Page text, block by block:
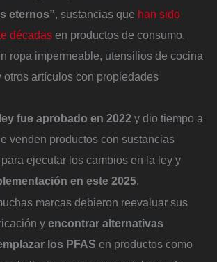
eternos”, sustancias que han sido
décadas en productos de consumo,
ropa impermeable, utensilios de cocina
otros artículos con propiedades
fue aprobado en 2022 y dio tiempo a
venden productos con sustancias
ejecutar los cambios en la ley y
en este 2025.
marcas debieron reevaluar sus
y encontrar alternativas
los PFAS en productos como